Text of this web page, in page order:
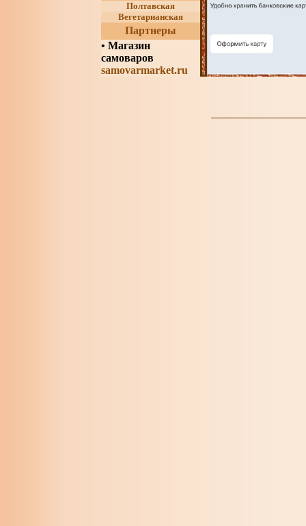
Полтавская
Вегетарианская
Партнеры
• Магазин
самоваров
samovarmarket.ru